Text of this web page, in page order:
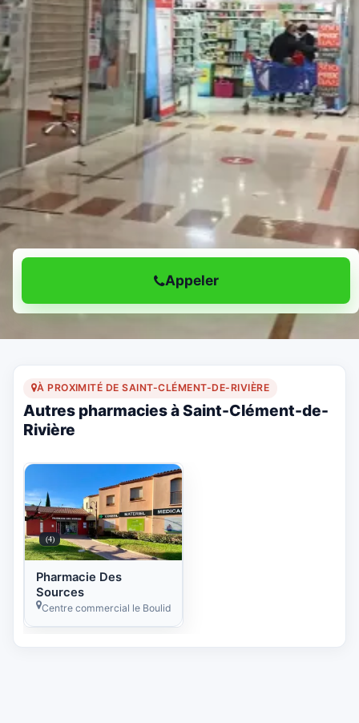
Appeler
À PROXIMITÉ DE SAINT-CLÉMENT-DE-RIVIÈRE
Autres pharmacies à Saint-Clément-de-
Rivière
(4)
Pharmacie Des
Sources
Centre commercial le Boulidou, Av. de la Clastre, 34980 Saint-